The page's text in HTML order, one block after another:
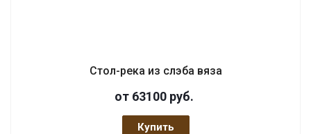
Стол-река из слэба вяза
от 63100 руб.
Купить